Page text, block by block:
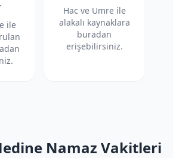
ile
Hac ve Umre ile
alakalı kaynaklara
buradan
erişebilirsiniz.
Namaz Vakitleri